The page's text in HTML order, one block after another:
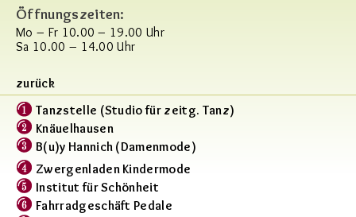
Öffnungszeiten:
Mo – Fr 10.00 – 19.00 Uhr
Sa 10.00 – 14.00 Uhr
zurück
Tanzstelle (Studio für zeitg. Tanz)
Knäuelhausen
B(u)y Hannich (Damenmode)
Zwergenladen Kindermode
Institut für Schönheit
Fahrradgeschäft Pedale